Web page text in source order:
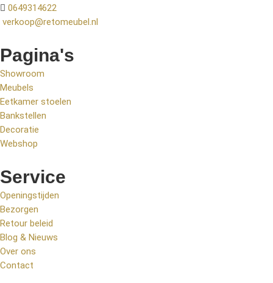
0649314622
verkoop@retomeubel.nl
Pagina's
Showroom
Meubels
Eetkamer stoelen
Bankstellen
Decoratie
Webshop
Service
Openingstijden
Bezorgen
Retour beleid
Blog & Nieuws
Over ons
Contact